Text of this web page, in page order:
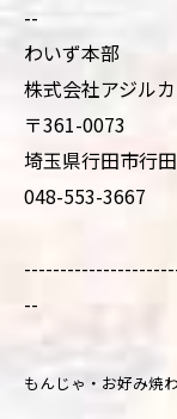
--
わいず本部
株式会社アジル
〒361-0073
埼玉県行田市行
048-553-3667
--
もんじゃ・お好み焼